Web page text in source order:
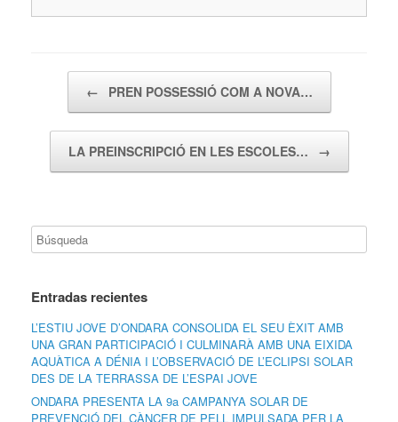
← PREN POSSESSIÓ COM A NOVA…
LA PREINSCRIPCIÓ EN LES ESCOLES… →
Entradas recientes
L’ESTIU JOVE D’ONDARA CONSOLIDA EL SEU ÈXIT AMB
UNA GRAN PARTICIPACIÓ I CULMINARÀ AMB UNA EIXIDA
AQUÀTICA A DÉNIA I L’OBSERVACIÓ DE L’ECLIPSI SOLAR
DES DE LA TERRASSA DE L’ESPAI JOVE
ONDARA PRESENTA LA 9a CAMPANYA SOLAR DE
PREVENCIÓ DEL CÀNCER DE PELL IMPULSADA PER LA